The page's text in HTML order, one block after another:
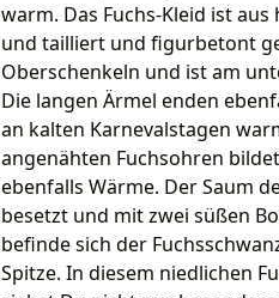
warm. Das Fuchs-Kleid ist
und tailliert und figurbetont
Oberschenkeln und ist am
Die langen Ärmel enden
an kalten Karnevalstagen
angenähten Fuchsohren
ebenfalls Wärme. Der Saum
besetzt und mit zwei süßen
befinde sich der
Spitze. In diesem niedlichen